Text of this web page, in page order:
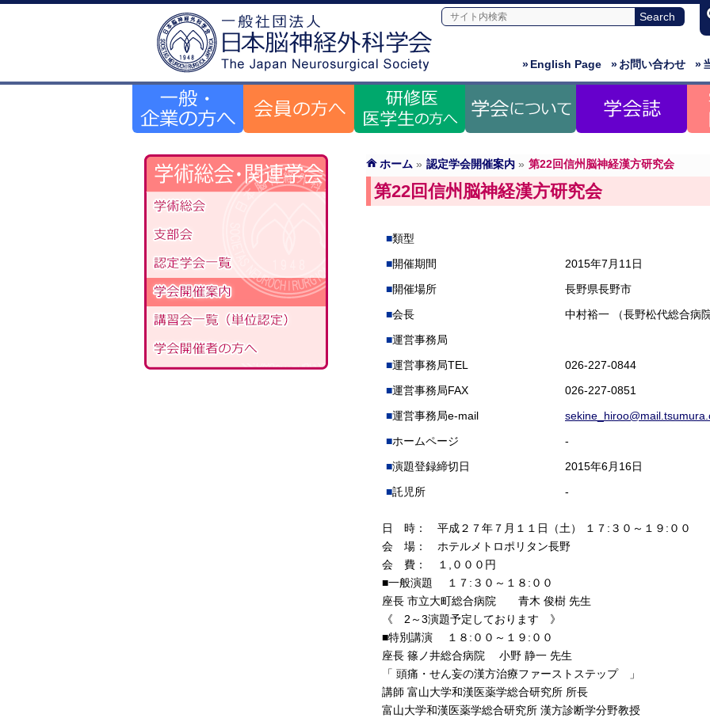
»
»お問い合わせ
»English Page
ホーム » 認定学会開催案内 » 第22回信州脳神経漢方研究会
第22回信州脳神経漢方研究会
類型
開催期間
2015年7月11日
開催場所
長野県長野市
会長
中村裕一 （長野松代総合病院
運営事務局
運営事務局TEL
026-227-0844
運営事務局FAX
026-227-0851
運営事務局e-mail
ホームページ
-
演題登録締切日
2015年6月16日
託児所
-
日 時： 平成２７年７月１１日（土） １７:３０～１９:００
会 場： ホテルメトロポリタン長野
会 費： １,０００円
■一般演題 １７:３０～１８:００
座長 市立大町総合病院 青木 俊樹 先生
《 2～3演題予定しております 》
■特別講演 １８:００～１９:００
座長 篠ノ井総合病院 小野 静一 先生
「 頭痛・せん妄の漢方治療ファーストステップ 」
講師 富山大学和漢医薬学総合研究所 所長
富山大学和漢医薬学総合研究所 漢方診断学分野教授